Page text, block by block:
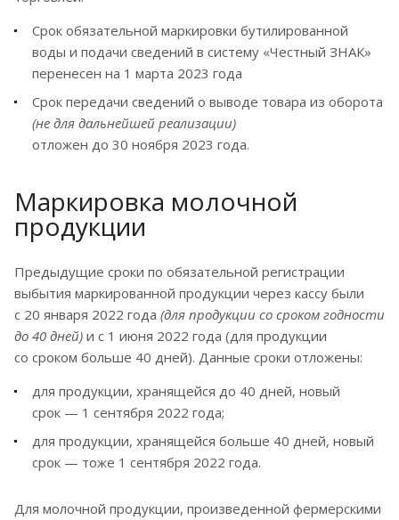
Срок обязательной маркировки бутилированной
воды и подачи сведений в систему «Честный ЗНАК»
перенесен на 1 марта 2023 года
Срок передачи сведений о выводе товара из оборота
(не для дальнейшей реализации)
отложен до 30 ноября 2023 года.
Маркировка молочной
продукции
Предыдущие сроки по обязательной регистрации
выбытия маркированной продукции через кассу были
с 20 января 2022 года (для продукции со сроком годности
до 40 дней) и с 1 июня 2022 года (для продукции
со сроком больше 40 дней). Данные сроки отложены:
для продукции, хранящейся до 40 дней, новый
срок — 1 сентября 2022 года;
для продукции, хранящейся больше 40 дней, новый
срок — тоже 1 сентября 2022 года.
Для молочной продукции, произведенной фермерскими